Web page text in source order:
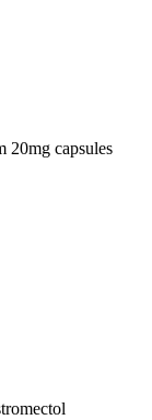
20mg capsules